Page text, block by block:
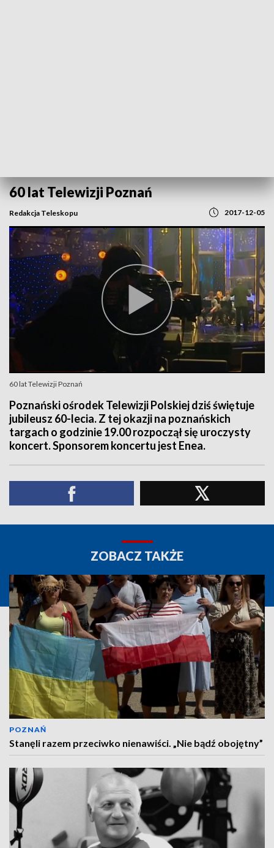
60 lat Telewizji Poznań
Redakcja Teleskopu 2017-12-05
60 lat Telewizji Poznań
Poznański ośrodek Telewizji Polskiej dziś świętuje
jubileusz 60-lecia. Z tej okazji na poznańskich
targach o godzinie 19.00 rozpoczął się uroczysty
koncert. Sponsorem koncertu jest Enea.
ZOBACZ TAKŻE
POZNAŃ
Stanęli razem przeciwko nienawiści. „Nie bądź obojętny”